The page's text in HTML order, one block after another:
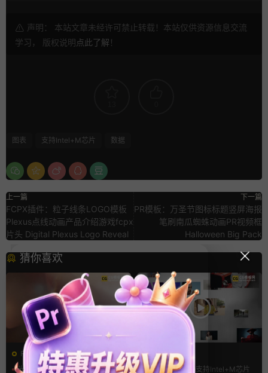
声明： 本站文章未经许可禁止转载！本站仅供资源信息交流
学习， 版权说明点此了解 ！
图表 支持Intel+M芯片 数据
上一篇
FCPX插件：粒子线条LOGO模板
Plexus点线动画产品介绍游戏fcpx
片头 Digital Plexus Logo Reveal
下一篇
PR模板：万圣节图标标题竖屏海报
笔刷南瓜蜘蛛动画PR视频框
Halloween Big Pack
猜你喜欢
FCPX转场
光效
复古风
FCPX发生器
LOGO动画
支持Intel+M芯片